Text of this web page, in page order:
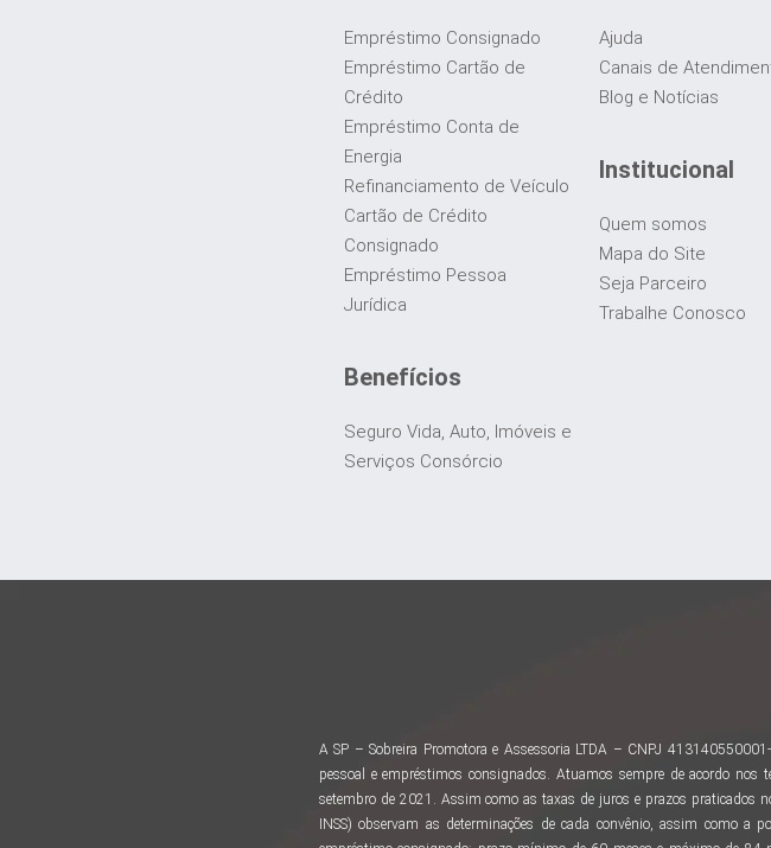
Empréstimo Consignado
Empréstimo Cartão de
Crédito
Empréstimo Conta de
Energia
Refinanciamento de Veículo
Cartão de Crédito
Consignado
Empréstimo Pessoa
Jurídica
Benefícios
Seguro Vida, Auto, Imóveis e
Serviços Consórcio
Ajuda
Canais de
Blog e Notícias
Institucional
Quem somos
Mapa do Site
Seja Parceiro
Trabalhe Conosco
A SP – Sobreira Promotora e Assessoria LTDA – CNPJ
pessoal e empréstimos consignados. Atuamos sempre de acordo
setembro de 2021. Assim como as taxas de juros e prazos praticados
INSS) observam as determinações de cada convênio, assim como a